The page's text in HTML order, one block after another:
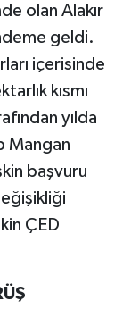
olan Alakır
geldi.
içerisinde
kısmı
yılda
Mangan
başvuru
ÇED